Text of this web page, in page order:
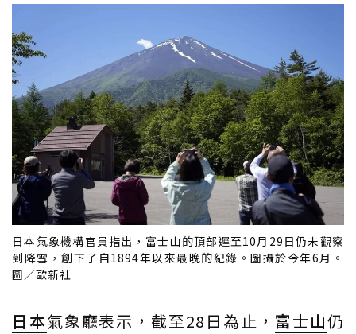
日本氣象機構官員指出，富士山的頂部遲至10月29日仍未觀察
到降雪，創下了自1894年以來最晚的紀錄。圖攝於今年6月。
圖／歐新社
日本氣象廳表示，截至28日為止， 富士山仍